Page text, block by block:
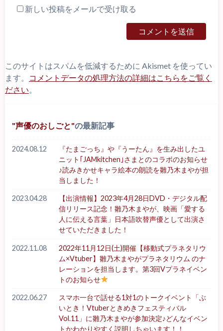
新しい投稿をメールで受け取る
このサイトはスパムを低減するために Akismet を使ってい
ます。
コメントデータの処理方法の詳細はこちらをご覧く
ださい。
声優のおしごと の最新記事
2024.08.12
『たまごっち』や『うーたん』を生み出したユ
ニット｢JAMkitchen｣さまとのコラボのお知らせ
♪読みきかせキャラ絵本の朗読を雛乃木まやが担
当しました！
2023.04.28
【出演情報】2023年4月28日DVD・デジタル配
信リリース記念！雛乃木まやが、映画「愛する
人に伝える言葉」日本語吹替声優として出演さ
せていただきました！
2022.11.08
2022年11月12日(土)開催【移動式プラネタリウ
ム×Vtuber】雛乃木まやがプラネタリウム のナ
レーションを担当します。第3回Vプラネイベン
トのお知らせ
2022.06.27
スマホ一台で話せる1対1のトークイベント「ぶ
いとき！Vtuberときめきフェスティバル
Vol.11」に雛乃木まやが参加決定♪どんなイベン
トかわかりやすく説明しちゃいます！！